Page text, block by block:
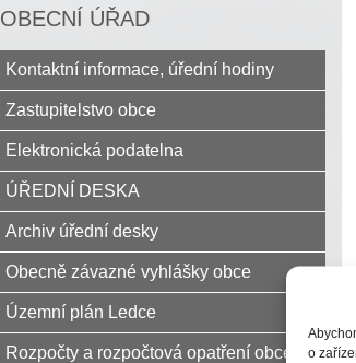
o
OBECNÍ ÚŘAD
Kontaktní informace, úřední hodiny
Zastupitelstvo obce
Elektronická podatelna
ÚŘEDNÍ DESKA
Archiv úřední desky
Obecně závazné vyhlášky obce
Územní plán Ledce
Rozpočty a rozpočtová opatření obce